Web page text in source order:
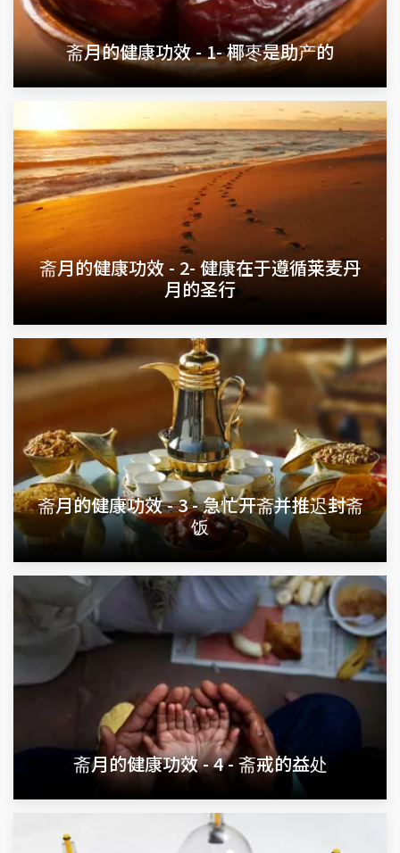
斋月的健康功效 - 1- 椰枣是助产的
斋月的健康功效 - 2- 健康在于遵循莱麦丹
月的圣行
斋月的健康功效 - 3 - 急忙开斋并推迟封斋
饭
斋月的健康功效 - 4 - 斋戒的益处